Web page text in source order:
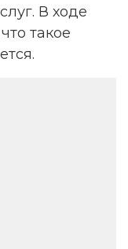
В ходе
такое